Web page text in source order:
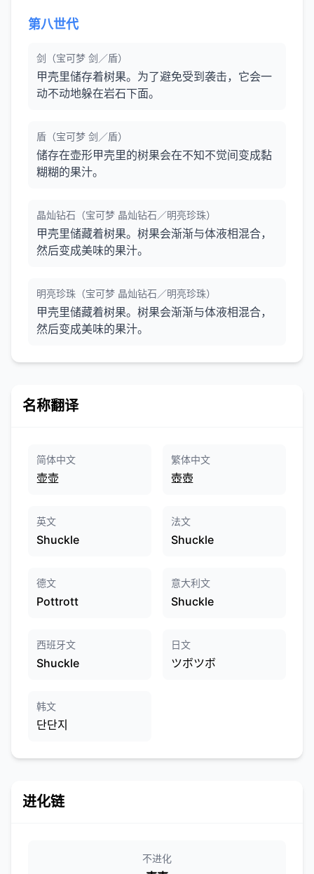
第八世代
剑（宝可梦 剑／盾）
甲壳里储存着树果。为了避免受到袭击，它会一
动不动地躲在岩石下面。
盾（宝可梦 剑／盾）
储存在壶形甲壳里的树果会在不知不觉间变成黏
糊糊的果汁。
晶灿钻石（宝可梦 晶灿钻石／明亮珍珠）
甲壳里储藏着树果。树果会渐渐与体液相混合，
然后变成美味的果汁。
明亮珍珠（宝可梦 晶灿钻石／明亮珍珠）
甲壳里储藏着树果。树果会渐渐与体液相混合，
然后变成美味的果汁。
名称翻译
简体中文
壶壶
繁体中文
壺壺
英文
Shuckle
法文
Shuckle
德文
Pottrott
意大利文
Shuckle
西班牙文
Shuckle
日文
ツボツボ
韩文
단단지
进化链
不进化